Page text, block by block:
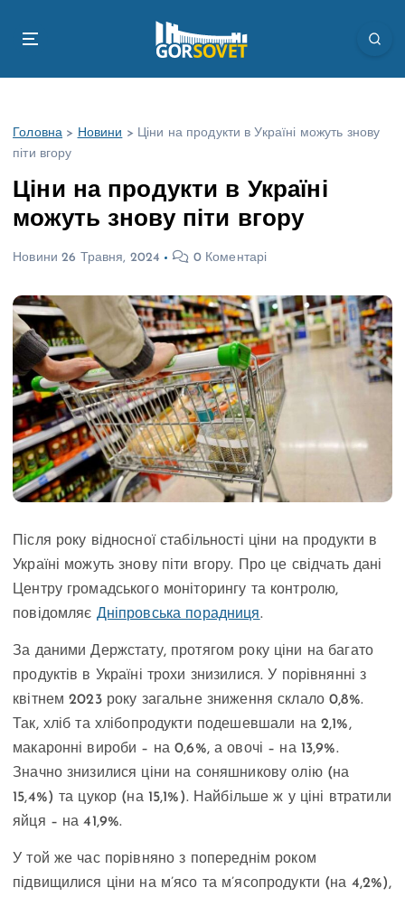
Головна > Новини > Ціни на продукти в Україні можуть знову
піти вгору
Ціни на продукти в Україні
можуть знову піти вгору
Новини 26 Травня, 2024 0 Коментарі
Після року відносної стабільності ціни на продукти в
Україні можуть знову піти вгору. Про це свідчать дані
Центру громадського моніторингу та контролю,
повідомляє Дніпровська порадниця.
За даними Держстату, протягом року ціни на багато
продуктів в Україні трохи знизилися. У порівнянні з
квітнем 2023 року загальне зниження склало 0,8%.
Так, хліб та хлібопродукти подешевшали на 2,1%,
макаронні вироби – на 0,6%, а овочі – на 13,9%.
Значно знизилися ціни на соняшникову олію (на
15,4%) та цукор (на 15,1%). Найбільше ж у ціні втратили
яйця – на 41,9%.
У той же час порівняно з попереднім роком
підвищилися ціни на м’ясо та м’ясопродукти (на 4,2%),